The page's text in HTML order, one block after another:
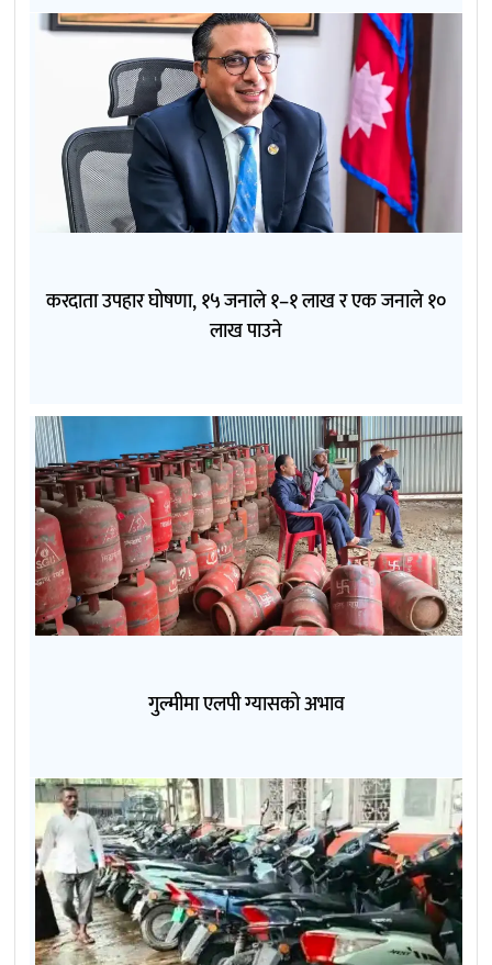
करदाता उपहार घोषणा, १५ जनाले १–१ लाख र एक जनाले १०
लाख पाउने
गुल्मीमा एलपी ग्यासको अभाव